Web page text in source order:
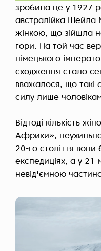
зробила це у 1927
австралійка
жінкою, що зійшла
гори. На той час
німецького
сходження стало
вважалося, що такі
силу лише
Відтоді кількість
Африки»,
20-го століття
експедиціях, а у 21-
невід'ємною